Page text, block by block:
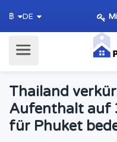
฿ DE
Thailand
Aufenthalt auf
für Phuket